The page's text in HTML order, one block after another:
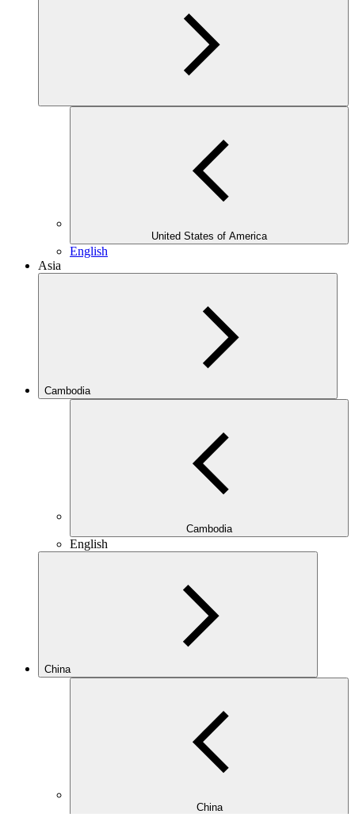
United States of America
English
Asia
Cambodia
Cambodia
English
China
China